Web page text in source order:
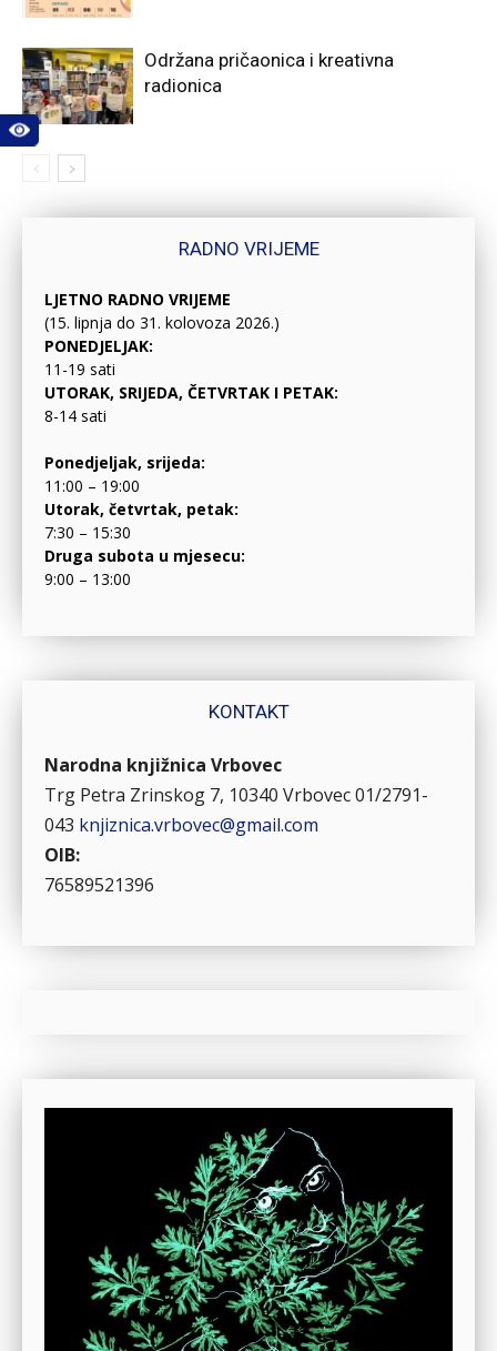
Održana pričaonica i kreativna
radionica
RADNO VRIJEME
LJETNO RADNO VRIJEME
(15. lipnja do 31. kolovoza 2026.)
PONEDJELJAK:
11-19 sati
UTORAK, SRIJEDA, ČETVRTAK I PETAK:
8-14 sati
Ponedjeljak, srijeda:
11:00 – 19:00
Utorak, četvrtak, petak:
7:30 – 15:30
Druga subota u mjesecu:
9:00 – 13:00
KONTAKT
Narodna knjižnica Vrbovec
Trg Petra Zrinskog 7, 10340 Vrbovec01/2791-
043 knjiznica.vrbovec@gmail.com
OIB:
76589521396